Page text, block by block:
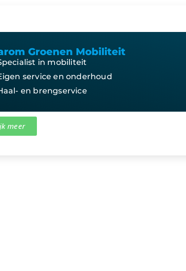
Groenen Mobiliteit
in mobiliteit
service en onderhoud
en brengservice
meer